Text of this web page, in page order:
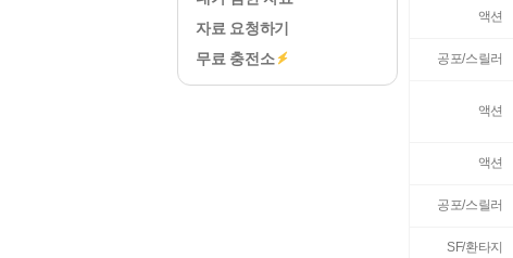
자료 요청하기
무료 충전소
액션
공포/스릴러
액션
액션
공포/스릴러
SF/환타지